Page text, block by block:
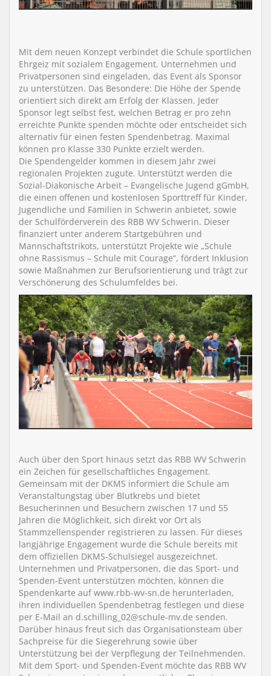
Mit dem neuen Konzept verbindet die Schule sportlichen
Ehrgeiz mit sozialem Engagement. Unternehmen und
Privatpersonen sind eingeladen, das Event als Sponsor
zu unterstützen. Das Besondere: Die Höhe der Spende
orientiert sich direkt am Erfolg der Klassen. Jeder
Sponsor legt selbst fest, welchen Betrag er pro zehn
erreichte Punkte spenden möchte oder entscheidet sich
alternativ für einen festen Spendenbetrag. Maximal
können pro Klasse 330 Punkte erzielt werden.
Die Spendengelder kommen in diesem Jahr zwei
regionalen Projekten zugute. Unterstützt werden die
Sozial-Diakonische Arbeit – Evangelische Jugend gGmbH,
die einen offenen und kostenlosen Sporttreff für Kinder,
Jugendliche und Familien in Schwerin anbietet, sowie
der Schulförderverein des RBB WV Schwerin. Dieser
finanziert unter anderem Startgebühren und
Mannschaftstrikots, unterstützt Projekte wie „Schule
ohne Rassismus – Schule mit Courage“, fördert Inklusion
sowie Maßnahmen zur Berufsorientierung und trägt zur
Verschönerung des Schulumfeldes bei.
Auch über den Sport hinaus setzt das RBB WV Schwerin
ein Zeichen für gesellschaftliches Engagement.
Gemeinsam mit der DKMS informiert die Schule am
Veranstaltungstag über Blutkrebs und bietet
Besucherinnen und Besuchern zwischen 17 und 55
Jahren die Möglichkeit, sich direkt vor Ort als
Stammzellenspender registrieren zu lassen. Für dieses
langjährige Engagement wurde die Schule bereits mit
dem offiziellen DKMS-Schulsiegel ausgezeichnet.
Unternehmen und Privatpersonen, die das Sport- und
Spenden-Event unterstützen möchten, können die
Spendenkarte auf www.rbb-wv-sn.de herunterladen,
ihren individuellen Spendenbetrag festlegen und diese
per E-Mail an d.schilling_02@schule-mv.de senden.
Darüber hinaus freut sich das Organisationsteam über
Sachpreise für die Siegerehrung sowie über
Unterstützung bei der Verpflegung der Teilnehmenden.
Mit dem Sport- und Spenden-Event möchte das RBB WV